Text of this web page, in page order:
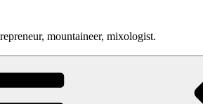
mountaineer, mixologist.